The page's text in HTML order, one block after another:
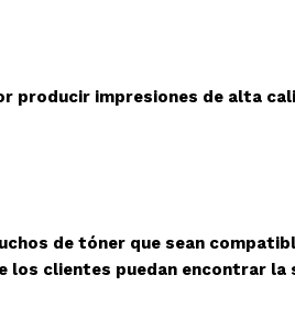
producir impresiones de alta
de tóner que sean
clientes puedan encontrar la